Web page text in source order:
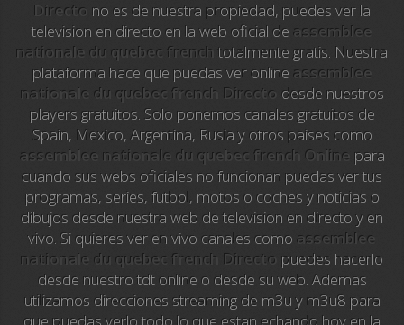
Anime TV
Pakapaka
Azteca Trece
Azteca Cinema
Abu Dhabi TV
National Geographic
Animal Planet
NFL Flow
Directo no es de nuestra propiedad, puedes ver la
television en directo en la web oficial de assemblee
nationale du quebec frenchtotalmente gratis. Nuestra
plataforma hace que puedas ver online assemblee
nationale du quebec french Directo desde nuestros
players gratuitos. Solo ponemos canales gratuitos de
Spain, Mexico, Argentina, Rusia y otros paises como
assemblee nationale du quebec french Online para
cuando sus webs oficiales no funcionan puedas ver tus
programas, series, futbol, motos o coches y noticias o
dibujos desde nuestra web de television en directo y en
vivo. Si quieres ver en vivo canales como assemblee
nationale du quebec french Directo puedes hacerlo
desde nuestro tdt online o desde su web. Ademas
utilizamos direcciones streaming de m3u y m3u8 para
que puedas verlo todo lo que estan echando hoy en la